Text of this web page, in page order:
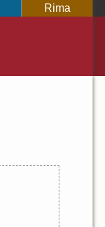
Rima